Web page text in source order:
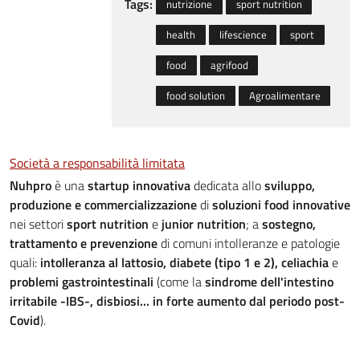
nutrizione
sport nutrition
health
lifescience
sport
food
agrifood
food solution
Agroalimentare
Società a responsabilità limitata
Nuhproè unastartup innovativadedicata allosviluppo,
produzione e commercializzazionedisoluzioni food innovative
nei settorisport nutrition e junior nutrition; asostegno,
trattamento e prevenzionedi comuni intolleranze e patologie
quali: intolleranza al lattosio, diabete (tipo 1 e 2), celiachiae
problemi gastrointestinali (come lasindrome dell'intestino
irritabile -IBS-, disbiosi... in forte aumento dal periodo post-
Covid).